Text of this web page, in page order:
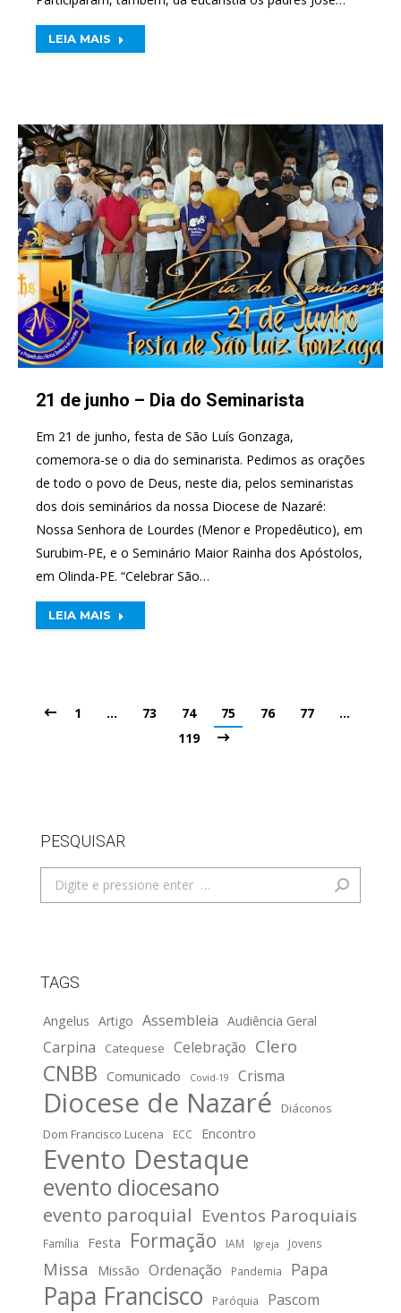
LEIA MAIS
21 de junho – Dia do Seminarista
Em 21 de junho, festa de São Luís Gonzaga,
comemora-se o dia do seminarista. Pedimos as orações
de todo o povo de Deus, neste dia, pelos seminaristas
dos dois seminários da nossa Diocese de Nazaré:
Nossa Senhora de Lourdes (Menor e Propedêutico), em
Surubim-PE, e o Seminário Maior Rainha dos Apóstolos,
em Olinda-PE. “Celebrar São…
LEIA MAIS
1 … 73 74 75 76 77
…
119
PESQUISAR
Search:
TAGS
Angelus Artigo Assembleia Audiência Geral
Carpina Catequese Celebração Clero
CNBB Comunicado Covid-19 Crisma
Diocese de Nazaré
Diáconos
Dom Francisco Lucena
ECC Encontro
Evento Destaque
evento diocesano
evento paroquial Eventos Paroquiais
Família Festa Formação IAM Igreja Jovens
Missa Missão Ordenação Pandemia Papa
Papa Francisco Paróquia
Pascom